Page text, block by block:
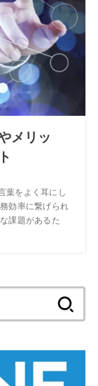
メリッ
葉をよく耳にし
効率に繋げられ
課題があるた